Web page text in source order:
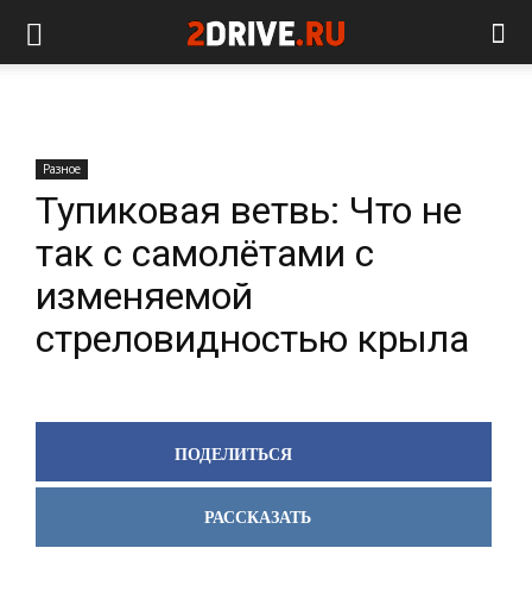
Разное
Тупиковая ветвь: Что не
так с самолётами с
изменяемой
стреловидностью крыла
ПОДЕЛИТЬСЯ
РАССКАЗАТЬ